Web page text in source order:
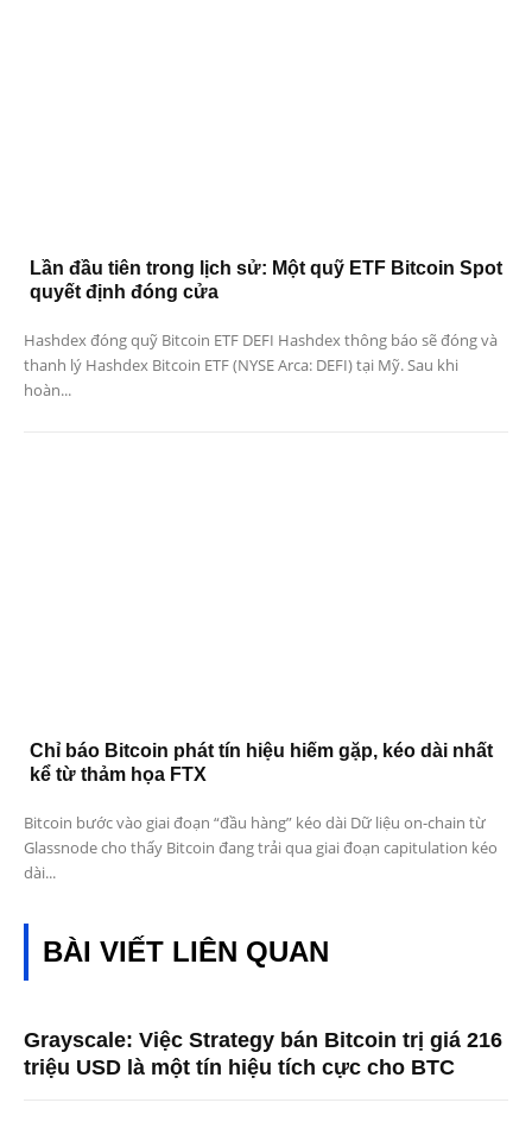
Lần đầu tiên trong lịch sử: Một quỹ ETF Bitcoin Spot
quyết định đóng cửa
Hashdex đóng quỹ Bitcoin ETF DEFI Hashdex thông báo sẽ đóng và
thanh lý Hashdex Bitcoin ETF (NYSE Arca: DEFI) tại Mỹ. Sau khi
hoàn...
Chỉ báo Bitcoin phát tín hiệu hiếm gặp, kéo dài nhất
kể từ thảm họa FTX
Bitcoin bước vào giai đoạn “đầu hàng” kéo dài Dữ liệu on-chain từ
Glassnode cho thấy Bitcoin đang trải qua giai đoạn capitulation kéo
dài...
BÀI VIẾT LIÊN QUAN
Grayscale: Việc Strategy bán Bitcoin trị giá 216
triệu USD là một tín hiệu tích cực cho BTC